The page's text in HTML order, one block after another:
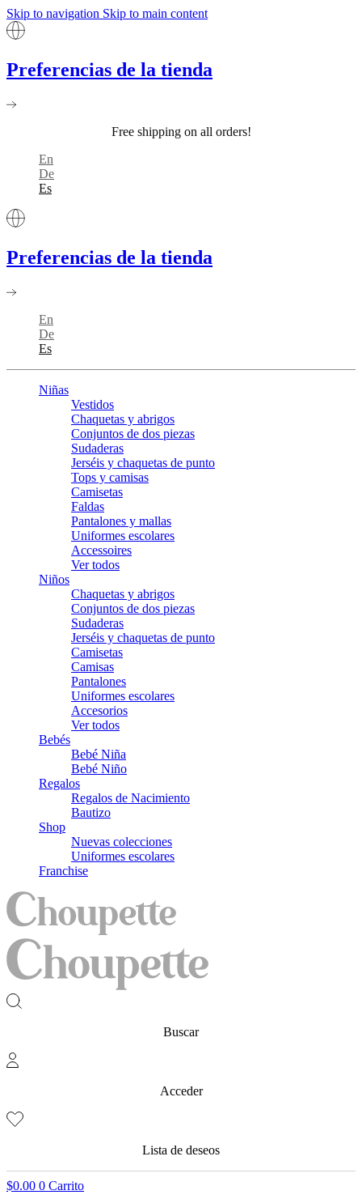
Skip to navigation Skip to main content
Preferencias de la tienda
Free shipping on all orders!
En
De
Es
Preferencias de la tienda
En
De
Es
Niñas
Vestidos
Chaquetas y abrigos
Conjuntos de dos piezas
Sudaderas
Jerséis y chaquetas de punto
Tops y camisas
Camisetas
Faldas
Pantalones y mallas
Uniformes escolares
Accessoires
Ver todos
Niños
Chaquetas y abrigos
Conjuntos de dos piezas
Sudaderas
Jerséis y chaquetas de punto
Camisetas
Camisas
Pantalones
Uniformes escolares
Accesorios
Ver todos
Bebés
Bebé Niña
Bebé Niño
Regalos
Regalos de Nacimiento
Bautizo
Shop
Nuevas colecciones
Uniformes escolares
Franchise
Buscar
Acceder
Lista de deseos
$0.00 0 Carrito